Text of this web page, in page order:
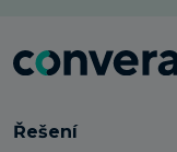
Řešení